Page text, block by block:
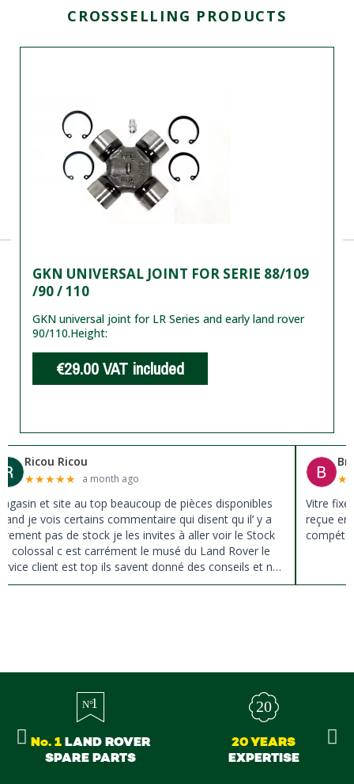
CROSSSELLING PRODUCTS
GKN UNIVERSAL JOINT FOR SERIE 88/109
/90 / 110
GKN universal joint for LR Series and early land rover
90/110.Height:
€29.00VAT included
Ricou Ricou
★★★★★ a month ago
et site au top beaucoup de pièces disponibles
je vois certains commentaire qui disent qu il’ y a
pas de stock je les invites à aller voir le Stock
colossal c est carrément le musé du Land Rover le
client est top ils savent donné des conseils et ne
pas à la vente ils sont vraiment au top du top
★
Vitre
reçue
No. 1LAND ROVER
SPARE PARTS
20 YEARS
EXPERTISE